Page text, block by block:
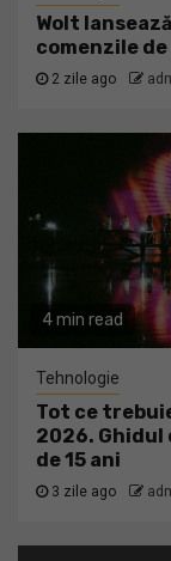
Wolt
comenzile de
2 zile ago
4 min read
Tehnologie
Tot ce
2026.
de 15 ani
3 zile ago